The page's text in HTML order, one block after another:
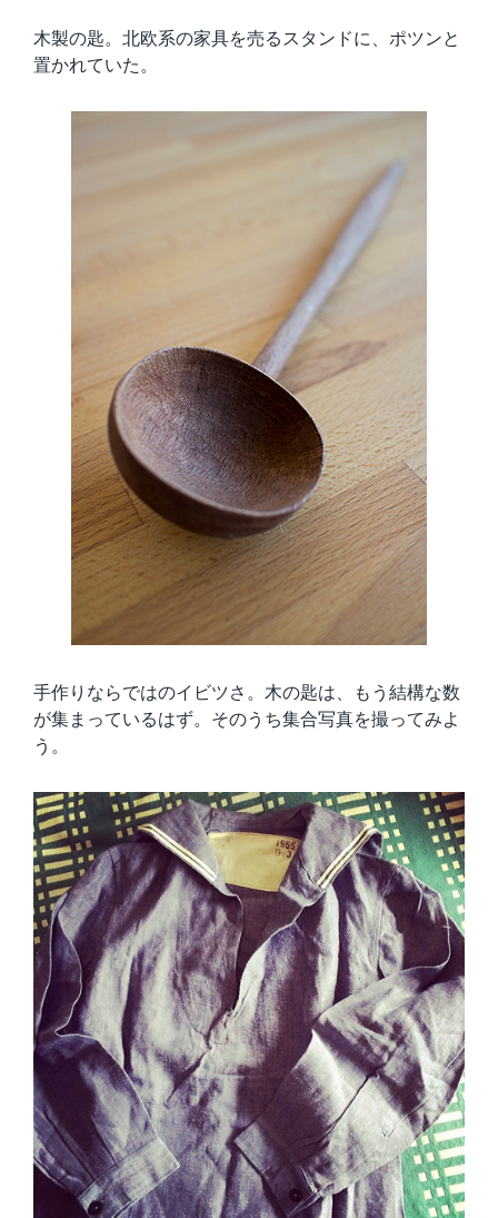
木製の匙。北欧系の家具を売るスタンドに、ポツンと
置かれていた。
手作りならではのイビツさ。木の匙は、もう結構な数
が集まっているはず。そのうち集合写真を撮ってみよ
う。